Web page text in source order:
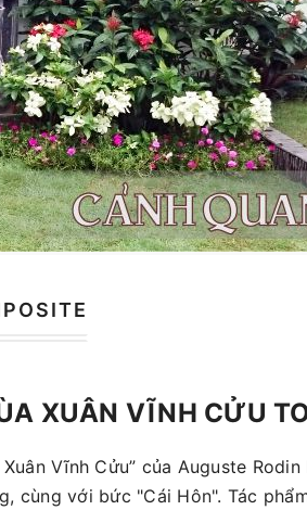
XUÂN VĨNH CỬU
Vĩnh Cửu” của Auguste
cùng với bức "Cái Hôn". Tác